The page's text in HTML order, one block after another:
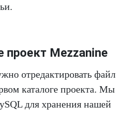
проект Mezzanine
отредактировать файл
каталоге проекта. Мы
для хранения нашей